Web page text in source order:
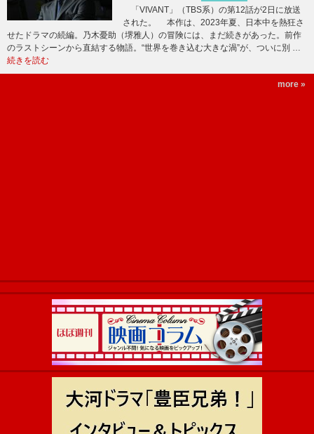
「VIVANT」（TBS系）の第12話が2日に放送
された。 本作は、2023年夏、日本中を熱狂さ
せたドラマの続編。乃木憂助（堺雅人）の冒険には、まだ続きがあった。前作
のラストシーンから直結する物語。“世界を巻き込む大きな渦”が、ついに別 …
続きを読む
more »